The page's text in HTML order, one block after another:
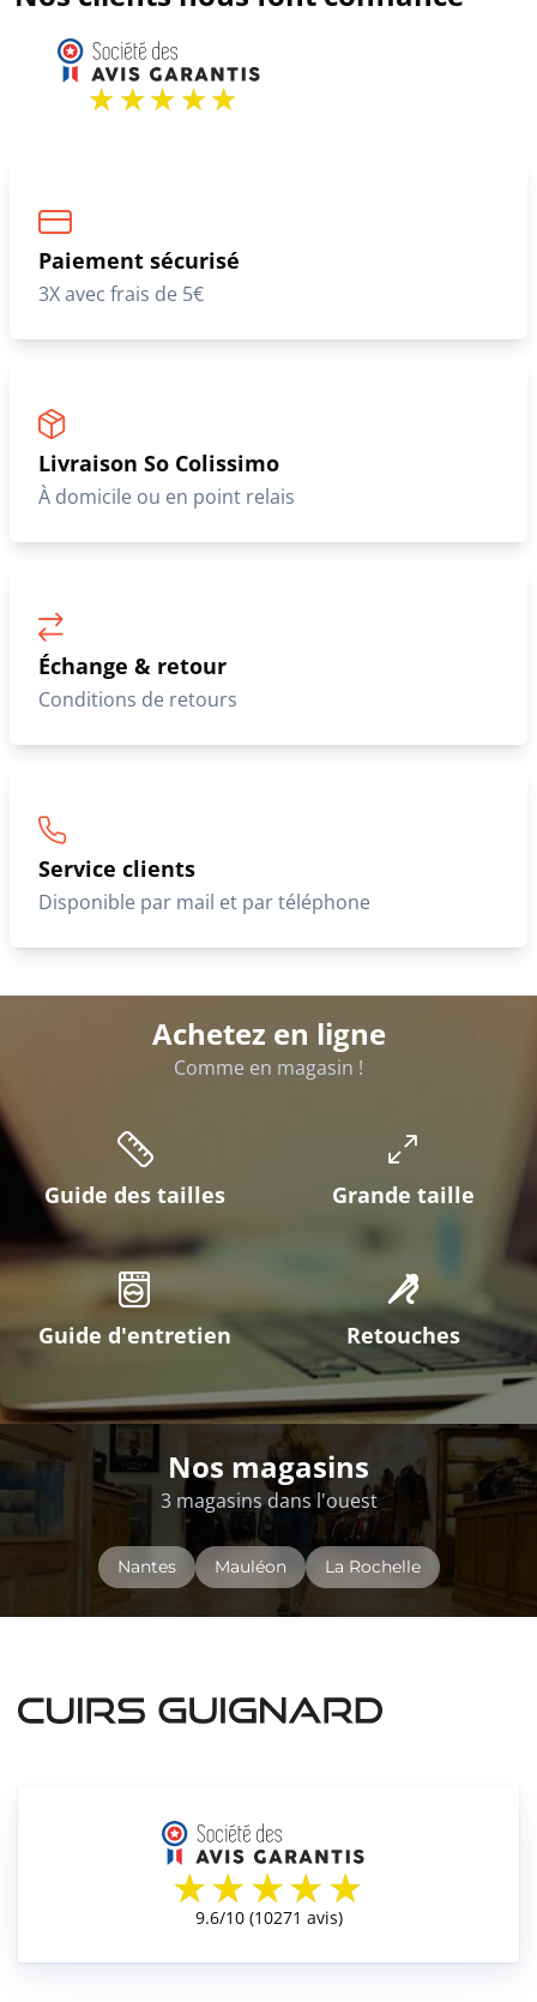
Paiement sécurisé
3X avec frais de 5€
Livraison So Colissimo
À domicile ou en point relais
Échange & retour
Conditions de retours
Service clients
Disponible par mail et par téléphone
Achetez en ligne
Comme en magasin !
Guide des tailles Grande taille
Guide d'entretien Retouches
Nos magasins
3 magasins dans l'ouest
Nantes Mauléon La Rochelle